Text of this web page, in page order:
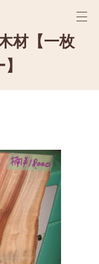
材【一枚